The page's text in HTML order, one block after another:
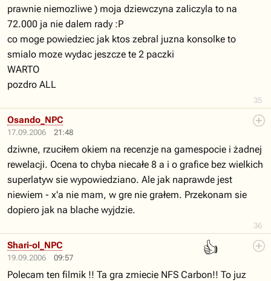
35
prawnie niemozliwe ) moja dziewczyna zaliczyla to na
72.000 ja nie dalem rady :P
co moge powiedziec jak ktos zebral juzna konsolke to
smialo moze wydac jeszcze te 2 paczki
WARTO
pozdro ALL
17.09.2006 21:48
36
Osando_NPC
dziwne, rzuciłem okiem na recenzje na gamespocie i żadnej
rewelacji. Ocena to chyba niecałe 8 a i o grafice bez wielkich
superlatyw sie wypowiedziano. Ale jak naprawde jest
niewiem - x'a nie mam, w gre nie grałem. Przekonam sie
dopiero jak na blache wyjdzie.
19.09.2006 09:57
👍
Shari-ol_NPC
Polecam ten filmik !! Ta gra zmiecie NFS Carbon!! To juz